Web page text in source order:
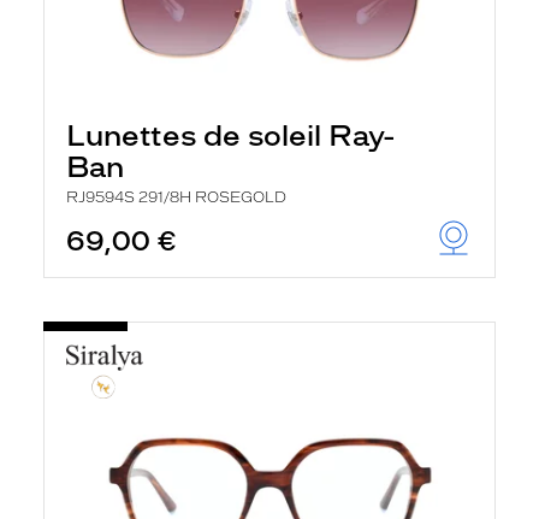
Lunettes de soleil Ray-
Ban
RJ9594S 291/8H ROSEGOLD
69,00 €